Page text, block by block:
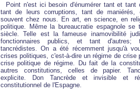
Point n'est ici besoin d'énumérer tant et tant
tant de leurs corruptions, tant de
souvent chez nous. En art, en science, en
politique. Même la bureaucratie espagnole se
siècle. Telle est la fameuse inamovibilité
fonctionnaires publics, et tant d'autres;
tancrédistes. On a été récemment jusqu'à
crises politiques, c'est-à-dire un régime de crise
crise politique de régime. Du fait de la
autres constitutions, celles de papier.
explicite. Don Tancrède et invisible et
constitutionnel de l'Espagne.